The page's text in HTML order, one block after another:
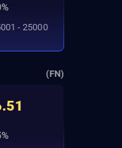
- 25000
(FN)